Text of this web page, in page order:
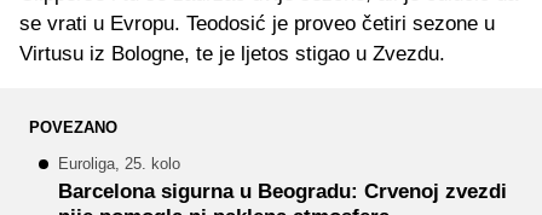
se vrati u Evropu. Teodosić je proveo četiri sezone u
Virtusu iz Bologne, te je ljetos stigao u Zvezdu.
POVEZANO
Euroliga, 25. kolo
Barcelona sigurna u Beogradu: Crvenoj zvezdi